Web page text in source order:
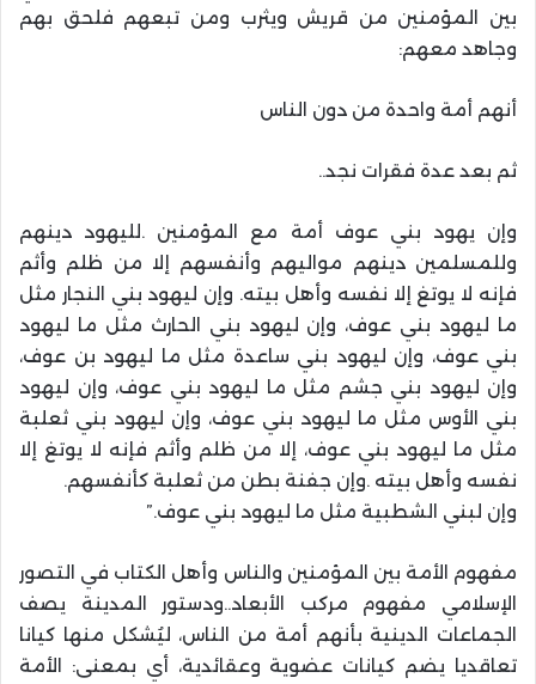
بين المؤمنين من قريش ويثرب ومن تبعهم فلحق بهم
وجاهد معهم:
أنهم أمة واحدة من دون الناس
ثم بعد عدة فقرات نجد..
وإن يهود بني عوف أمة مع المؤمنين .لليهود دينهم
وللمسلمين دينهم مواليهم وأنفسهم إلا من ظلم وأثم
فإنه لا يوتغ إلا نفسه وأهل بيته. وإن ليهود بني النجار مثل
ما ليهود بني عوف، وإن ليهود بني الحارث مثل ما ليهود
بني عوف، وإن ليهود بني ساعدة مثل ما ليهود بن عوف،
وإن ليهود بني جشم مثل ما ليهود بني عوف، وإن ليهود
بني الأوس مثل ما ليهود بني عوف، وإن ليهود بني ثعلبة
مثل ما ليهود بني عوف، إلا من ظلم وأثم فإنه لا يوتغ إلا
نفسه وأهل بيته .وإن جفنة بطن من ثعلبة كأنفسهم.
وإن لبني الشطبية مثل ما ليهود بني عوف.”
مفهوم الأمة بين المؤمنين والناس وأهل الكتاب في التصور
الإسلامي مفهوم مركب الأبعاد..ودستور المدينة يصف
الجماعات الدينية بأنهم أمة من الناس، ليُشكل منها كيانا
تعاقديا يضم كيانات عضوية وعقائدية، أي بمعنى: الأمة